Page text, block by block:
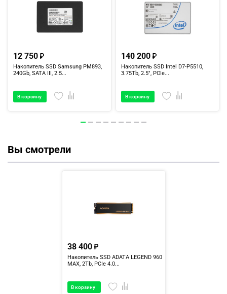
12 750
Накопитель SSD Samsung PM893,
240Gb, SATA III, 2.5...
В корзину
140 200
Накопитель SSD Intel D7-P5510,
3.75Tb, 2.5", PCIe...
В корзину
Вы смотрели
38 400
Накопитель SSD ADATA LEGEND 960
MAX, 2Tb, PCIe 4.0...
В корзину